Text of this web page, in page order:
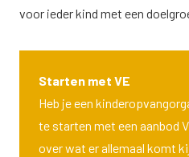
voor ieder kind met een
Starten met VE
Heb je een
te starten met een aanbod
over wat er allemaal komt